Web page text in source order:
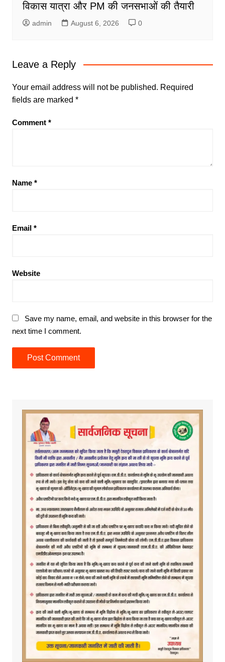
विकास यात्रा और PM की जनसभाओं की तैयारी
admin August 6, 2026 0
Leave a Reply
Your email address will not be published. Required
fields are marked *
Comment *
Name *
Email *
Website
Save my name, email, and website in this browser for the
next time I comment.